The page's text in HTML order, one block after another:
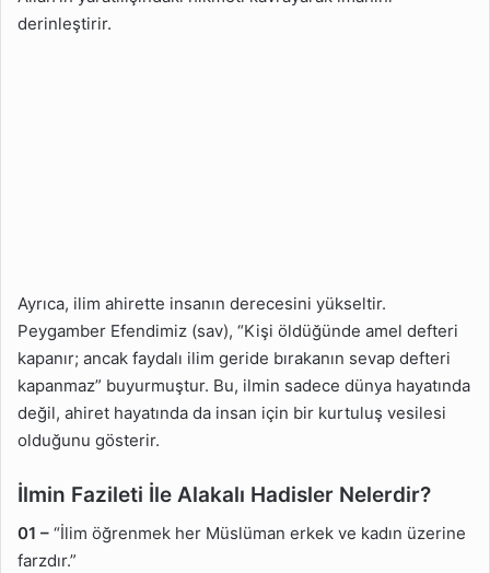
derinleştirir.
Ayrıca, ilim ahirette insanın derecesini yükseltir.
Peygamber Efendimiz (sav), “Kişi öldüğünde amel defteri
kapanır; ancak faydalı ilim geride bırakanın sevap defteri
kapanmaz” buyurmuştur. Bu, ilmin sadece dünya hayatında
değil, ahiret hayatında da insan için bir kurtuluş vesilesi
olduğunu gösterir.
İlmin Fazileti İle Alakalı Hadisler Nelerdir?
01 – “İlim öğrenmek her Müslüman erkek ve kadın üzerine
farzdır.”